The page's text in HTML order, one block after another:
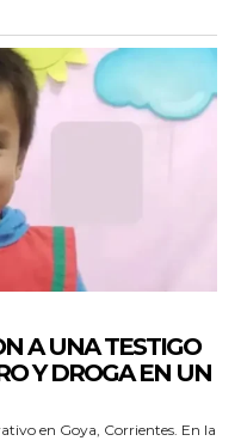
A UNA TESTIGO
Y DROGA EN UN
en Goya, Corrientes. En la